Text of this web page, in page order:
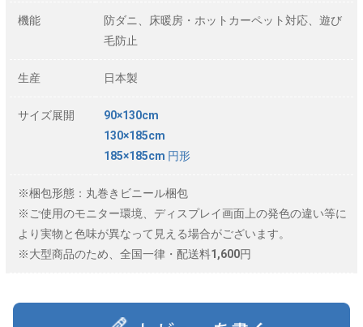
機能
防ダニ、床暖房・ホットカーペット対応、遊び
毛防止
生産 日本製
サイズ展開
90×130cm
130×185cm
185×185cm 円形
※梱包形態：丸巻きビニール梱包
※ご使用のモニター環境、ディスプレイ画面上の発色の違い等に
より実物と色味が異なって見える場合がございます。
※大型商品のため、全国一律・配送料1,600円